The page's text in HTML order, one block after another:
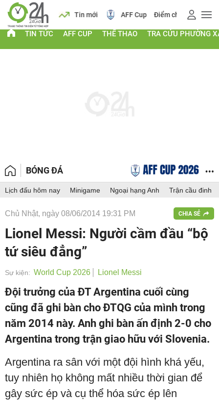
Lịch Tin mới AFF Cup Điểm chuẩn 2026
TIN TỨC AFF CUP THỂ THAO TRA CỨU PHƯỜNG
BÓNG ĐÁ
Lịch đấu hôm nay Minigame Ngoại hạng Anh Trận cầu đinh
Chủ Nhật, ngày 08/06/2014 19:31 PM CHIA SẺ
Lionel Messi: Người cầm đầu “bộ
tứ siêu đẳng”
Sự kiện: World Cup 2026 Lionel Messi
Đội trưởng của ĐT Argentina cuối cùng
cũng đã ghi bàn cho ĐTQG của mình trong
năm 2014 này. Anh ghi bàn ấn định 2-0 cho
Argentina trong trận giao hữu với Slovenia.
Argentina ra sân với một đội hình khá yếu,
tuy nhiên họ không mất nhiều thời gian để
gây sức ép và cụ thể hóa sức ép lên